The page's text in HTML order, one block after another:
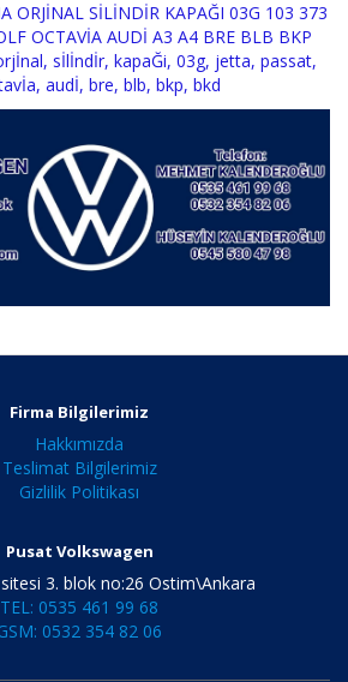
ORJİNAL SİLİNDİR KAPAĞI 03G 103 373
OCTAVİA AUDİ A3 A4 BRE BLB BKP
, sİlİndİr, kapaĞi, 03g, jetta, passat,
, audİ, bre, blb, bkp, bkd
Firma Bilgilerimiz
Hakkımızda
Teslimat Bilgilerimiz
Gizlilik Politikası
Pusat Volkswagen
sitesi 3. blok no:26 Ostim\Ankara
TEL: 0535 461 99 68
0532 354 82 06